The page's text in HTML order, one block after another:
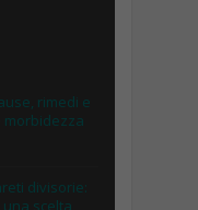
rimedi e
divisorie:
scelta